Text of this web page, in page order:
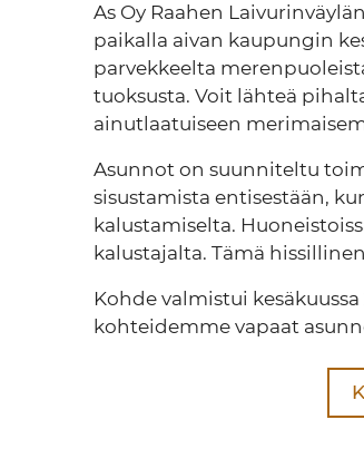
As Oy Raahen
paikalla aivan kaupungin
parvekkeelta
tuoksusta. Voit lähteä
ainutlaatuiseen
Asunnot on suunniteltu
sisustamista entisestään,
kalustamiselta.
kalustajalta. Tämä
Kohde valmistui
kohteidemme vapaat